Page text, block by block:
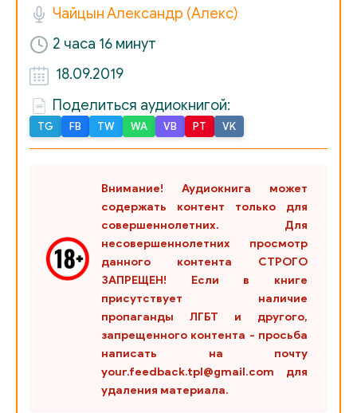
Чайцын Александр (Алекс)
2 часа 16 минут
18.09.2019
Поделиться аудиокнигой:
TG FB TW WA VB PT VK
Внимание! Аудиокнига может
содержать контент только для
совершеннолетних. Для
несовершеннолетних просмотр
данного контента СТРОГО
ЗАПРЕЩЕН! Если в книге
присутствует наличие
пропаганды ЛГБТ и другого,
запрещенного контента - просьба
написать на почту
your.feedback.tpl@gmail.com для
удаления материала.